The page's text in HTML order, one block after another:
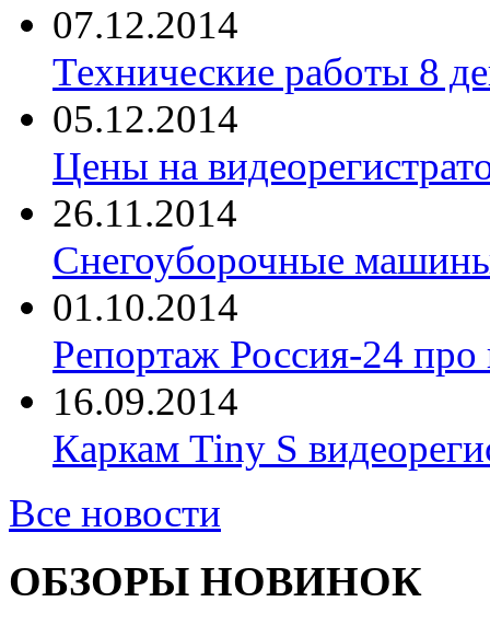
07.12.2014
Технические работы 8
05.12.2014
Цены на
26.11.2014
Снегоуборочные машины
01.10.2014
Репортаж Россия-24 про
16.09.2014
Каркам Tiny S
Все новости
ОБЗОРЫ НОВИНОК